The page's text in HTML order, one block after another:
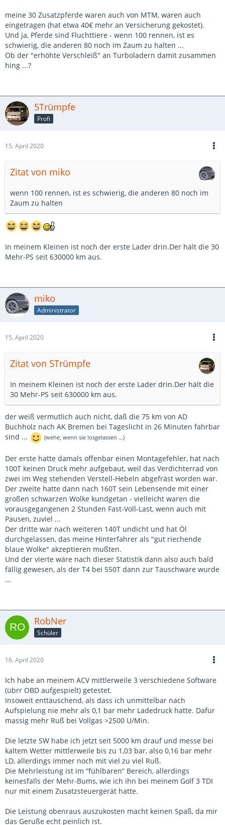
meine 30 Zusatzpferde waren auch von MTM, waren auch
eingetragen (hat etwa 40€ mehr an Versicherung gekostet).
Und ja, Pferde sind Fluchttiere - wenn 100 rennen, ist es
schwierig, die anderen 80 noch im Zaum zu halten ...
Ob der "erhöhte Verschleiß" an Turboladern damit zusammen
hing ...?
5Trümpfe
Profi
15. April 2020
Zitat von miko
wenn 100 rennen, ist es schwierig, die anderen 80 noch im
Zaum zu halten
In meinem Kleinen ist noch der erste Lader drin.Der hält die 30
Mehr-PS seit 630000 km aus.
miko
Administrator
15. April 2020
Zitat von 5Trümpfe
In meinem Kleinen ist noch der erste Lader drin.Der hält die
30 Mehr-PS seit 630000 km aus.
der weiß vermutlich auch nicht, daß die 75 km von AD
Buchholz nach AK Bremen bei Tageslicht in 26 Minuten fahrbar
sind ...
(wehe, wenn sie losgelassen ...)
Der erste hatte damals offenbar einen Montagefehler, hat nach
100T keinen Druck mehr aufgebaut, weil das Verdichterrad von
zwei im Weg stehenden Verstell-Hebeln abgefräst worden war.
Der zweite hatte dann nach 160T sein Lebensende mit einer
großen schwarzen Wolke kundgetan - vielleicht waren die
vorausgegangenen 2 Stunden Fast-Voll-Last, wenn auch mit
Pausen, zuviel ...
Der dritte war nach weiteren 140T undicht und hat Öl
durchgelassen, das meine Hinterfahrer als "gut riechende
blaue Wolke" akzeptieren mußten.
Und der vierte wäre nach dieser Statistik dann also auch bald
fällig gewesen, als der T4 bei 550T dann zur Tauschware wurde
...
RobNer
Schüler
16. April 2020
Ich habe an meinem ACV mittlerweile 3 verschiedene Software
(übrr OBD aufgespielt) getestet.
Insoweit enttäuschend, als dass ich unmittelbar nach
Aufspielung nie mehr als 0,1 bar mehr Ladedruck hatte. Dafür
massig mehr Ruß bei Vollgas >2500 U/Min.
Die letzte SW habe ich jetzt seit 5000 km drauf und messe bei
kaltem Wetter mittlerweile bis zu 1,03 bar, also 0,16 bar mehr
LD, allerdings immer noch mit viel zu viel Ruß.
Die Mehrleistung ist im “fühlbaren“ Bereich, allerdings
keinesfalls der Mehr-Bums, wie ich ihn bei meinem Golf 3 TDI
nur mit einem Zusatzsteuergerät hatte.
Die Leistung obenraus auszukosten macht keinen Spaß, da mir
das Geruße echt peinlich ist.